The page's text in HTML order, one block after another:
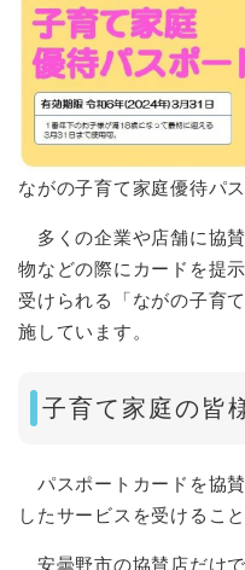
ながの子育て家庭優待パ
多くの企業や店舗に協
物などの際にカードを提
受けられる「ながの子育
施しています。
子育て家庭の皆
パスポートカードを協
したサービスを受けるこ
安曇野市の協賛店だけ